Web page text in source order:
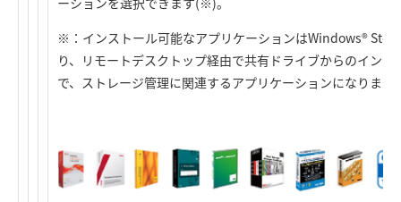
※：インストール可能なアプリケーションはWindows®
り、リモートデスクトップ経由で共有ドライブからのイン
で、ストレージ管理に関連するアプリケーションになります